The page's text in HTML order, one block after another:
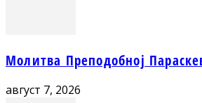
Молитва Преподобној
август 7, 2026